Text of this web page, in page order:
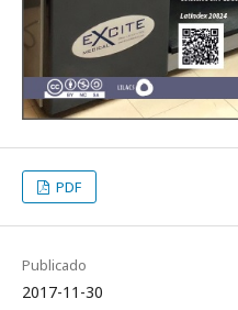
PDF
Publicado
2017-11-30